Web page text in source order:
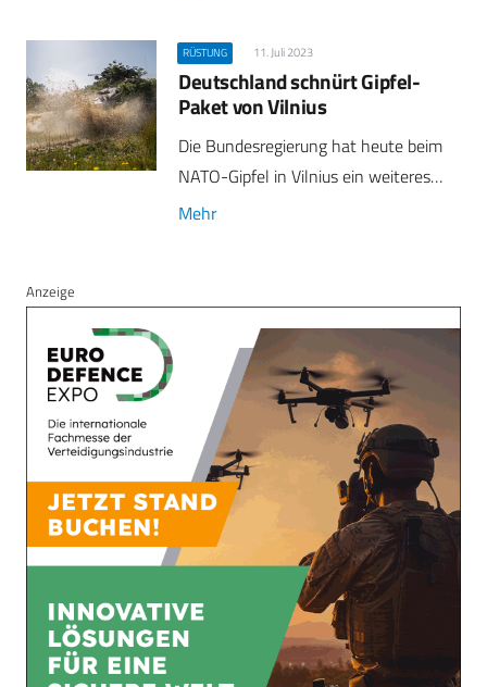
RÜSTUNG 11. Juli 2023
Deutschland schnürt Gipfel-
Paket von Vilnius
Die Bundesregierung hat heute beim
NATO-Gipfel in Vilnius ein weiteres…
Mehr
Anzeige